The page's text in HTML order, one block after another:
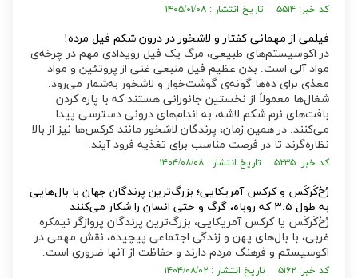
کد خبر: ۵۵۱۴ تاریخ انتشار : ۱۴۰۵/۰۱/۰۸
فیلمی از مهمانی کفتار و لاشخور در درون شکم فیل مرده!
در اکوسیستم‌های طبیعی، مرگ یک فیل رویدادی مهم در چرخه‌ی
مواد آلی است. بدن عظیم فیل منبعی غنی از پروتئین و مواد
مغذی برای ده‌ها گونه‌ی گوشت‌خوار و لاشخور به‌شمار می‌رود.
شغال‌ها معمولاً از نخستین جانورانی هستند که با پاره کردن
بافت‌های نرم شکم لاشه، به اندام‌های درونی دسترسی پیدا
می‌کنند. در همین زمان، پرندگان لاشخور مانند کرکس‌ها نیز از بالا
نظاره‌گرند تا در فرصت مناسب برای تغذیه فرود آیند.
کد خبر: ۵۲۳۵ تاریخ انتشار : ۱۴۰۴/۰۸/۰۸
رُخ‌کَرکَس و کرکس آمریکایی؛ بزرگ‌ترین پرندگان جهان با بال‌هایی
به طول ۳.۵ که روباه، گرگ و حتی انسان را شکار می‌کنند
رُخ‌کَرکَس یا کرکس آمریکایی، بزرگ‌ترین پرندگان پروازگر نیمکره
غربی، با بال‌های پهن و زندگی اجتماعی پیچیده، نقش مهمی در
اکوسیستم و فرهنگ مردم دارند و حفاظت از آنها ضروری است.
کد خبر: ۵۱۶۲ تاریخ انتشار : ۱۴۰۴/۰۸/۰۲